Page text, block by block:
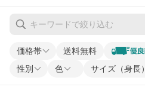
価格帯 送料無料
性別 色 サイズ（身長）